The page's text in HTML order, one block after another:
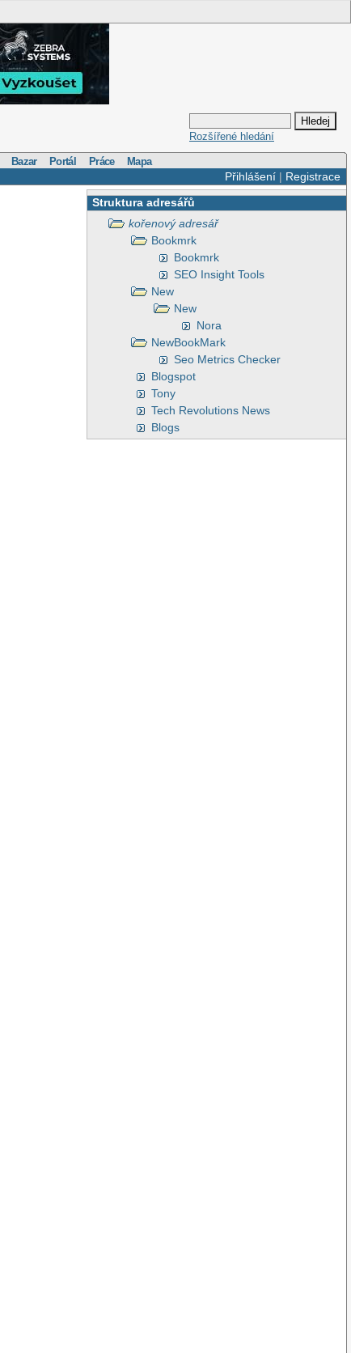
Rozšířené hledání
Bazar Portál Práce Mapa
Přihlášení| Registrace
Struktura adresářů
kořenový adresář
Bookmrk
Bookmrk
SEO Insight Tools
New
New
Nora
NewBookMark
Seo Metrics Checker
Blogspot
Tony
Tech Revolutions News
Blogs